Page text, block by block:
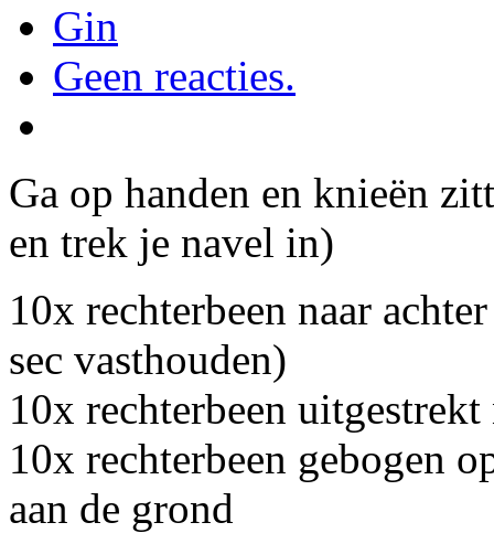
Gin
Geen reacties.
Ga op handen en knieën
en trek je navel in)
10x rechterbeen naar
sec vasthouden)
10x rechterbeen
10x rechterbeen gebogen
aan de grond